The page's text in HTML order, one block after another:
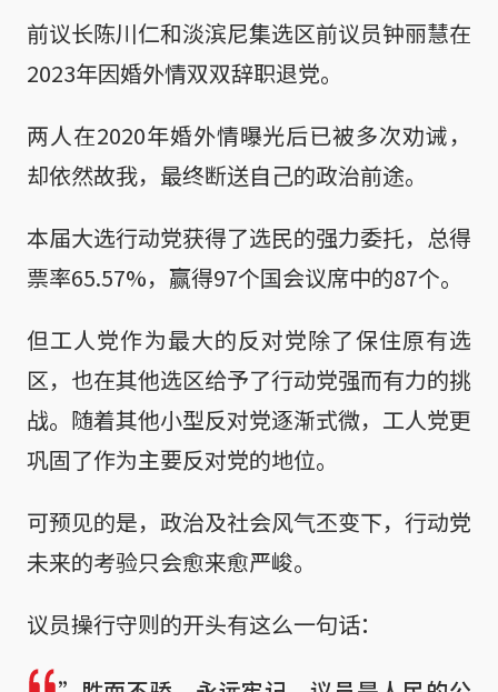
前议长陈川仁和淡滨尼集选区前议员钟丽慧在
2023年因婚外情双双辞职退党。
两人在2020年婚外情曝光后已被多次劝诫，
却依然故我，最终断送自己的政治前途。
本届大选行动党获得了选民的强力委托，总得
票率65.57%，赢得97个国会议席中的87个。
但工人党作为最大的反对党除了保住原有选
区，也在其他选区给予了行动党强而有力的挑
战。随着其他小型反对党逐渐式微，工人党更
巩固了作为主要反对党的地位。
可预见的是，政治及社会风气丕变下，行动党
未来的考验只会愈来愈严峻。
议员操行守则的开头有这么一句话：